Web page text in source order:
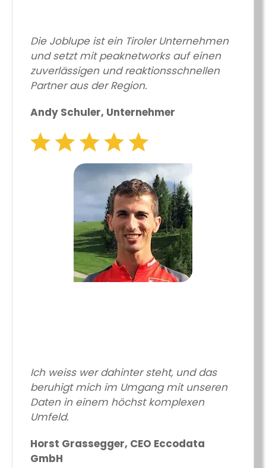
Die Joblupe ist ein Tiroler Unternehmen
und setzt mit peaknetworks auf einen
zuverlässigen und reaktionsschnellen
Partner aus der Region.
Andy Schuler, Unternehmer
Ich weiss wer dahinter steht, und das
beruhigt mich im Umgang mit unseren
Daten in einem höchst komplexen
Umfeld.
Horst Grassegger, CEO Eccodata
GmbH